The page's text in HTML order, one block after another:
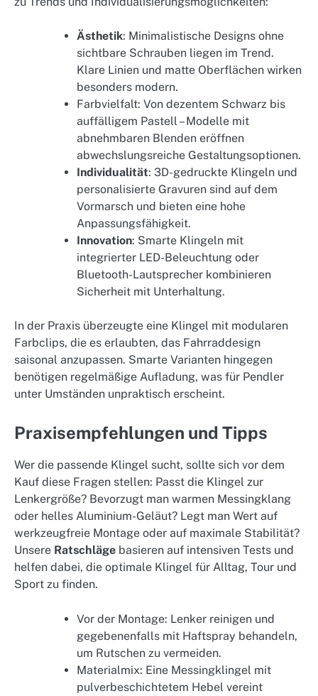
Ästhetik: Minimalistische Designs ohne
sichtbare Schrauben liegen im Trend.
Klare Linien und matte Oberflächen wirken
besonders modern.
Farbvielfalt: Von dezentem Schwarz bis
auffälligem Pastell – Modelle mit
abnehmbaren Blenden eröffnen
abwechslungsreiche Gestaltungsoptionen.
Individualität: 3D-gedruckte Klingeln und
personalisierte Gravuren sind auf dem
Vormarsch und bieten eine hohe
Anpassungsfähigkeit.
Innovation: Smarte Klingeln mit
integrierter LED-Beleuchtung oder
Bluetooth-Lautsprecher kombinieren
Sicherheit mit Unterhaltung.
In der Praxis überzeugte eine Klingel mit modularen
Farbclips, die es erlaubten, das Fahrraddesign
saisonal anzupassen. Smarte Varianten hingegen
benötigen regelmäßige Aufladung, was für Pendler
unter Umständen unpraktisch erscheint.
Praxisempfehlungen und Tipps
Wer die passende Klingel sucht, sollte sich vor dem
Kauf diese Fragen stellen: Passt die Klingel zur
Lenkergröße? Bevorzugt man warmen Messingklang
oder helles Aluminium-Geläut? Legt man Wert auf
werkzeugfreie Montage oder auf maximale Stabilität?
Unsere Ratschläge basieren auf intensiven Tests und
helfen dabei, die optimale Klingel für Alltag, Tour und
Sport zu finden.
Vor der Montage: Lenker reinigen und
gegebenenfalls mit Haftspray behandeln,
um Rutschen zu vermeiden.
Materialmix: Eine Messingklingel mit
pulverbeschichtetem Hebel vereint